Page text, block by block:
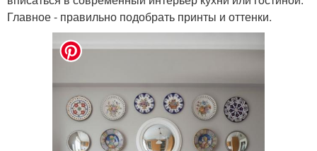
Главное - правильно подобрать принты и оттенки.